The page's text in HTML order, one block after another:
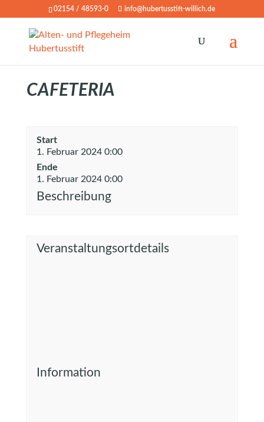
02154 / 48593-0 info@hubertusstift-willich.de
CAFETERIA
Start
1. Februar 2024 0:00
Ende
1. Februar 2024 0:00
Beschreibung
Veranstaltungsortdetails
Information